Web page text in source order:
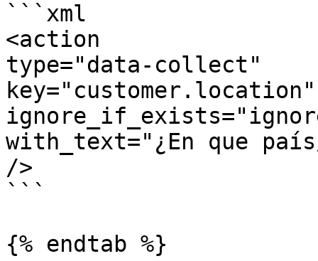
```xml
<action
type="data-
with_text="¿En que
/>
```
{% endtab %}